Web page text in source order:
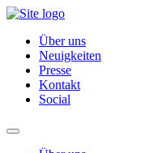
Über uns
Neuigkeiten
Presse
Kontakt
Social